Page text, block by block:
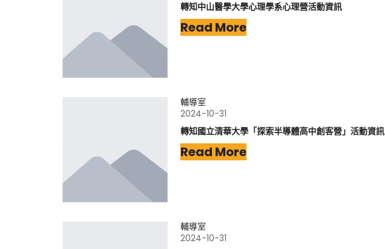
轉知中山醫學大學心理學系心理營活動資訊
Read More
輔導室
2024-10-31
轉知國立清華大學「探索半導體高中創客營」活動資訊
Read More
輔導室
2024-10-31